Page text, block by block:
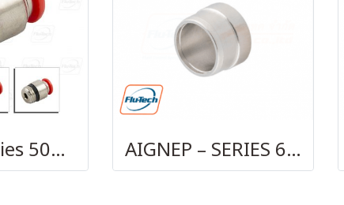
AIGNEP Series 50010 AIGNEP – SERIES 69740 OLIVE